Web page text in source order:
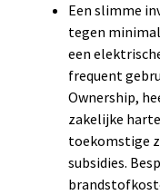
Een slimme
tegen
een
frequent
Ownership,
zakelijke
toekomstige
subsidies.